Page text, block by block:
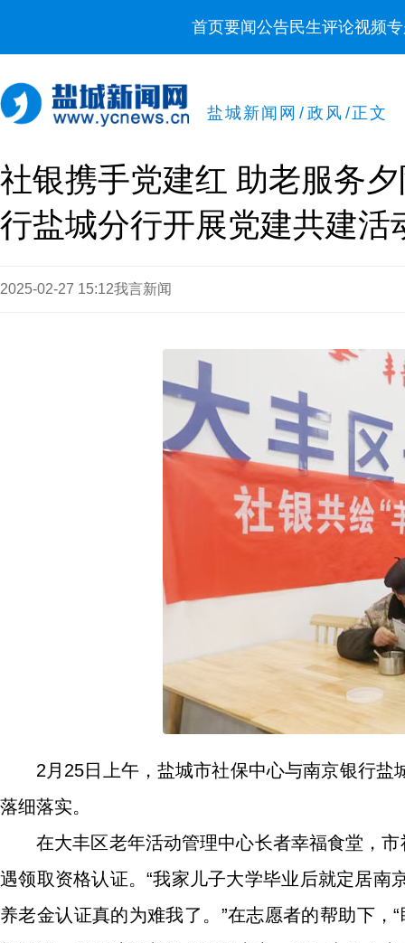
首页要闻公告民生评论视频
盐城新闻网 / 政风 /正文
社银携手党建红 助老服务
行盐城分行开展党建共建活
2025-02-27 15:12我言新闻
2月25日上午，盐城市社保中心与南京银行
落细落实。
在大丰区老年活动管理中心长者幸福食堂，
遇领取资格认证。“我家儿子大学毕业后就定居
养老金认证真的为难我了。”在志愿者的帮助下